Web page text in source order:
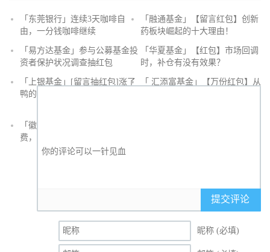
「东莞银行」连续3天咖啡自
由，一分钱咖啡继续
「融通基金」【留言红包】创新
药板块崛起的十大理由！
「易方达基金」参与公募基金投
资者保护状况调查抽红包
「华夏基金」【红包】市场回调
时，补仓有没有效果？
「上银基金」[留言抽红包]​涨了
鸭的投资旅途
「 汇添富基金」【万份红包】从
「徽商银行」手机银行充值话
费，至高立减30元
提交评论
昵称 (必填)